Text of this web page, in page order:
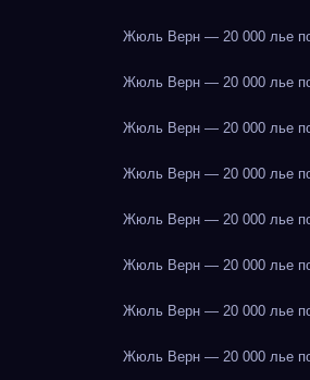
Жюль Верн — 20 000 лье
Жюль Верн — 20 000 лье
Жюль Верн — 20 000 лье
Жюль Верн — 20 000 лье
Жюль Верн — 20 000 лье
Жюль Верн — 20 000 лье
Жюль Верн — 20 000 лье
Жюль Верн — 20 000 лье